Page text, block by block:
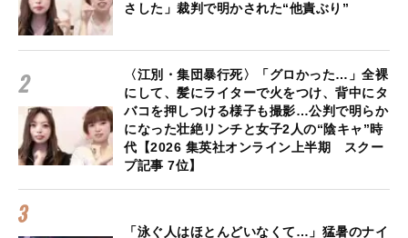
さした」裁判で明かされた“他責ぶり”
〈江別・集団暴行死〉「グロかった…」全裸
にして、髪にライターで火をつけ、背中にタ
バコを押しつける様子も撮影…公判で明らか
になった壮絶リンチと女子2人の“陰キャ”時
代【2026 集英社オンライン上半期 スクー
プ記事 7位】
「泳ぐ人はほとんどいなくて…」猛暑のナイ